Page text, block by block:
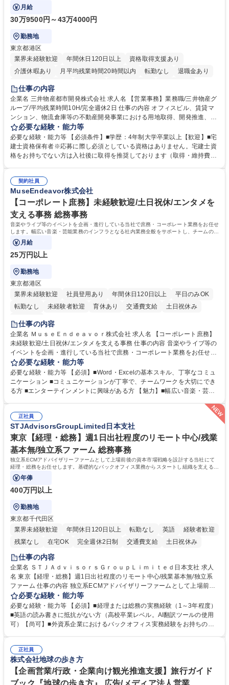
ます。
月給
30万9500円～43万4000円
勤務地
東京都港区
業界未経験歓迎
年間休日120日以上
資格取得支援あり
介護休暇あり
月平均残業時間20時間以内 転勤なし
退職金あり
在宅OK
賞与あり
駅近5分以内
土日祝休み 寮・社宅あり
仕事の内容
企業名 三井物産都市開発株式会社 求人名 【営業事務】業務職/三井物産グ
ループ/平均残業時間10H/完全週休2日 仕事の内容 オフィスビル、賃貸マ
ンション、物流倉庫等の不動産開発事業における用地取得、開発推進、賃
貸運営、売却、仲介・活用提案等を行う営業部門において事務業務を担当
いただきます。 【詳細】・契約書管理、契約書製本、捺印対応、ファイリ
ング、登記簿取得、調書取得・支払業務（各種費用支払、支払管理、請
求・支払データ登録、取引先マスター申請対応）・予算作成及び予実管
の他に担当頂く業務が発生する場合があります。 募集職種 【営業事務】
業務職/三井物産グループ/平均残業時間10H/完全週休2日
必要な経験・能力等
必要な経験・能力等 【必須条件】■学歴：4年制大学卒業以上【歓迎】■宅
建士資格保有者※応募に際し必須としている資格はありません。宅建士資
格をお持ちでない方は入社後に取得を推奨しております（取得・維持費用
ション力がある方。 ・チャレンジを厭わず、粘り強く業務に取り組める
方。多様な関係者と謙虚に信頼関係を構築でき、期限を意識したスケジュ
ール管理が出来る方。※将来的に他部署（営業部門、コーポレート部門）
へのジョブローテーションの可能性があります。 学歴・資格 学歴：大学
院 大学 語学力： 資格：宅地建物取引士
契約社員
MuseEndeavor株式会社
【コーポレート庶務】未経験歓迎/土日祝休/エンタメを
支える事務 総務事務
音楽やライブ等のイベントを企画・進行している当社で庶務・コーポレート業務をお任せ
します。幅広い音楽・芸能業務のインフラとなる社内業務全般をサポートし、チームの円
滑な運営を支えていただきます。
月給
25万円以上
勤務地
東京都港区
業界未経験歓迎
社員登用あり 年間休日120日以上
平日のみOK
転勤なし
未経験者歓迎 育休あり 交通費支給
土日祝休み
服装自由
仕事の内容
企業名 ＭｕｓｅＥｎｄｅａｖｏｒ株式会社 求人名 【コーポレート庶務】
未経験歓迎/土日祝休/エンタメを支える事務 仕事の内容 音楽やライブ等の
イベントを企画・進行している当社で庶務・コーポレート業務をお任せし
ます。幅広い音楽・芸能業務のインフラとなる社内業務全般をサポート
し、チームの円滑な運営を支えていただきます。 ■社内の庶務・一般事務
全般、書類整理、備品管理・発注 ■郵便物の仕分け、来客・電話対応、社
内環境の維持サポート ■経理や人事/採用の外注事業者とのやりとり・プロ
く 進行管理能力や調整力など、市場価値の高いキャリアアップが可能で
す。 ※業務の変更範囲：会社の定める業務※ 募集職種 【コーポレート庶
務】未経験歓迎/土日祝休/エンタメを支える事務
必要な経験・能力等
必要な経験・能力等 【必須】■Word・Excelの基本スキル、丁寧なコミュ
ニケーション ■コミュニケーションが丁寧で、チームワークを大切にでき
る方 ■エンターテインメントに興味がある方 【魅力】■幅広い音楽・芸能
体感しながら、社会貢献性の高い業務に携わることができます。■単なる
ルーティンワークに留まらず、外注事業者との連携や業務プロセスの推進
など、自らの裁量で組織の仕組みづくりに関われるやりがいがあります。
■土日祝休みで、プライベートと両立しながら専門スキルを磨ける環境で
す。 学歴・資格 学歴：大学院 大学 高専 短大 専修学校 高校 語学力： 資
格：
正社員
STJAdvisorsGroupLimited日本支社
東京【経理・総務】週1日出社程度のリモート中心/残業
基本無/独立系ファーム 総務事務
独立系ECMアドバイザリーファームとして上場前後の資本市場戦略を設計する当社にて
経理・総務をお任せします。基礎的なバックオフィス業務からスタートし組織を支える専
任担当として広く活躍できる環境です。
年俸
400万円以上
勤務地
東京都千代田区
業界未経験歓迎
年間休日120日以上 転勤なし 英語
経験者歓迎
残業なし
在宅OK 完全週休2日制 交通費支給 土日祝休み
仕事の内容
企業名 ＳＴＪＡｄｖｉｓｏｒｓＧｒｏｕｐＬｉｍｉｔｅｄ日本支社 求人
名 東京【経理・総務】週1日出社程度のリモート中心/残業基本無/独立系
ファーム 仕事の内容 独立系ECMアドバイザリーファームとして上場前後
の資本市場戦略を設計する当社にて経理・総務をお任せします。基礎的な
バックオフィス業務からスタートし組織を支える専任担当として広く活躍
できる環境です。 ■日常経理、月次および年次決算サポート業務 ■本国
（グローバル）との英文メール対応（AI翻訳ツール等を使用しての対応で
業務をお任せします。残業も基本的には発生せず、ご自身のペースで業務
を進めやすく定着率の高い環境です。 募集職種 東京【経理・総務】週1日
出社程度のリモート中心/残業基本無/独立系ファーム
必要な経験・能力等
必要な経験・能力等 【必須】■経理または総務の実務経験（1～3年程度）
■英語の読み書きに抵抗がない方（高校卒業レベル。AI翻訳ツールの使用
可）【尚可】■外資系企業におけるバックオフィス実務経験をお持ちの方
【働き方について】現在は週4日程度の在宅勤務を実施しており、ワーク
ライフバランスを重視する方に最適な環境です（フルリモートも面接で相
談可）。【求める人物像】幅広いバックオフィス業務に柔軟に対応でき、
社内外と円滑にコミュニケーションを取りながら業務を推進できる方 学
正社員
株式会社地球の歩き方
【企画営業/行政・企業向け観光推進支援】旅行ガイド
ブック『地球の歩き方』 広告/メディア法人営業